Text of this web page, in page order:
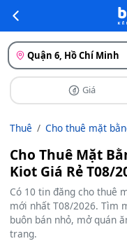
Quận 6, Hồ Chí Minh
Giá
Thuê Cho thuê mặt
Cho Thuê Mặt
Kiot Giá Rẻ T08/
Có 10 tin đăng cho thuê
mới nhất T08/2026. Tìm
buôn bán nhỏ, mở quán
trang.